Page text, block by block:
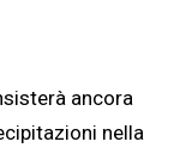
ancora
nella